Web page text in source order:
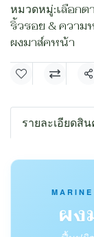
หมวดหมู่:เลือก
ริ้วรอย & ความ
ผงมาส์คหน้า
รายละเอียดสิ
ผง